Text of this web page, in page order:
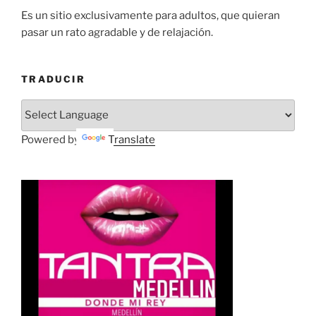
Es un sitio exclusivamente para adultos, que quieran
pasar un rato agradable y de relajación.
TRADUCIR
Powered by Translate